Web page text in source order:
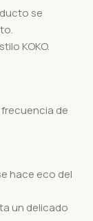
se
KOKO.
de
hace eco del
un delicado